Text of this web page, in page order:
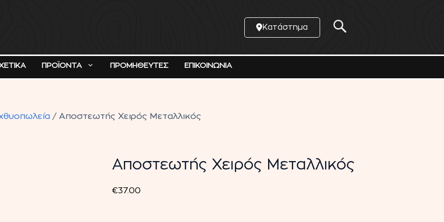
Κατάστημα
ΠΡΟΪΟΝΤΑ ΠΡΟΜΗΘΕΥΤΕΣ ΕΠΙΚΟΙΝΩΝΙΑ
/ Αποστεωτής Χειρός Μεταλλικός
Αποστεωτής Χειρός Μεταλλικός
€37.00